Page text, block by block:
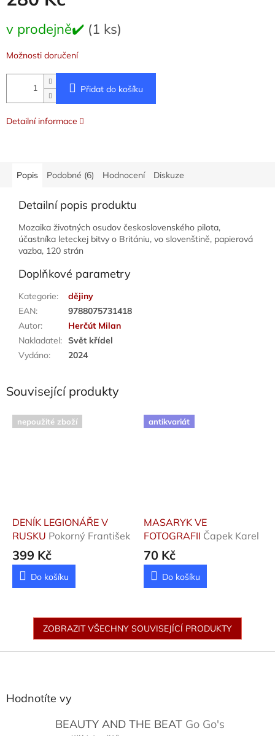
cena:
v prodejně✔️ (1 ks)
Možnosti doručení
Přidat do košíku
Detailní informace
Popis Podobné (6) Hodnocení Diskuze
Detailní popis produktu
Mozaika životných osudov československého pilota,
účastníka leteckej bitvy o Britániu, vo slovenštině, papierová
vazba, 120 strán
Doplňkové parametry
Kategorie:
dějiny
EAN:
9788075731418
Autor:
Herčút Milan
Nakladatel: Svět křídel
Vydáno: 2024
Související produkty
nepoužité zboží
DENÍK LEGIONÁŘE V
RUSKU Pokorný František
399 Kč
Do košíku
antikvariát
MASARYK VE
FOTOGRAFII Čapek Karel
70 Kč
Do košíku
ZOBRAZIT VŠECHNY SOUVISEJÍCÍ PRODUKTY
Hodnotíte vy
BEAUTY AND THE BEAT Go Go's